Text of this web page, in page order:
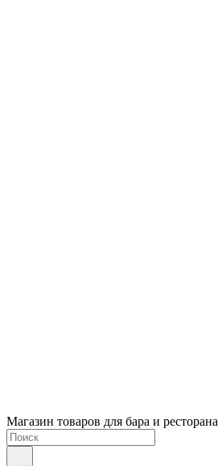
Магазин товаров для бара и ресторана